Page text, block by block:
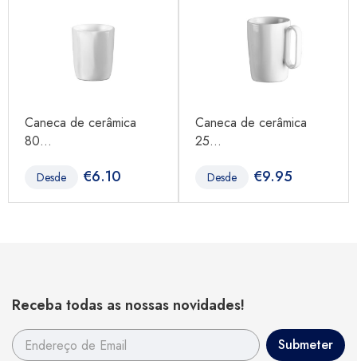
Caneca de cerâmica
80...
Desde €6.10
Caneca de cerâmica
25...
Desde €9.95
Receba todas as nossas novidades!